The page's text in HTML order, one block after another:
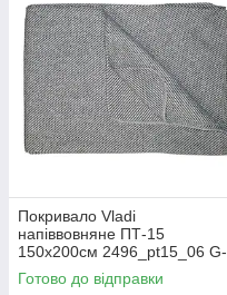
Покривало Vladi
напіввовняне ПТ-15
150x200см 2496_pt15_06 G-
Rich
Готово до відправки